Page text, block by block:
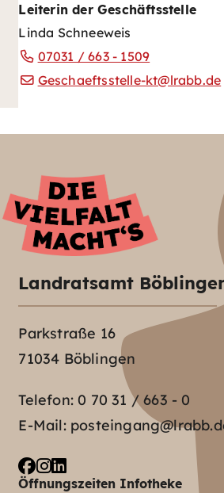
Leiterin der Geschäftsstelle
Linda Schneeweis
07031 / 663 - 1509
Geschaeftsstelle-kt@lrabb.de
Landratsamt
Parkstraße 16
71034 Böblingen
Telefon:0 70 31 / 663 - 0
E-Mail:
Öffnungszeiten Infotheke